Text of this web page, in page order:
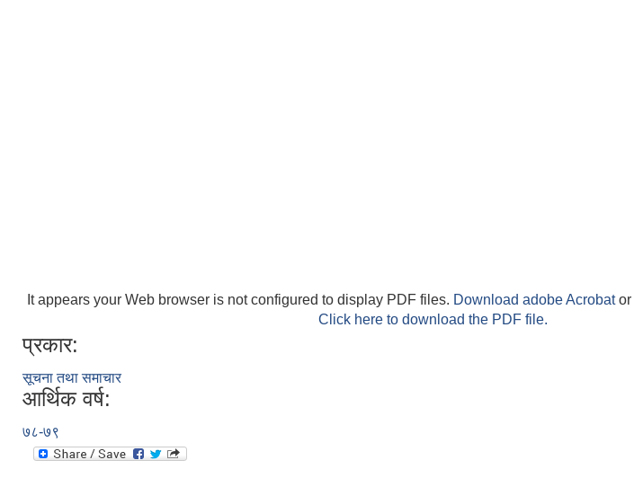
It appears your Web browser is not configured to display PDF files. Download adobe Acrobator
Click here to download the PDF file.
प्रकार:
सूचना तथा समाचार
आर्थिक वर्ष:
७८-७९